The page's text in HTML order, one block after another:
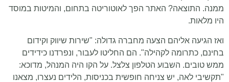
ממנה. התוצאה? האתר הפך לאוטוריטה בתחום, והמיטות במוסד
היו מלאות.
ואז הגיעה אליהם הצעה מחברה גדולה: "שירות שיווק וקידום
בחינם, כתרומה לקהילה". הם החליטו לעבור, ונפרדנו כידידים
ממש טובים. השבוע הטלפון צלצל. על הקו היה המנהל, מדוכא:
"תקשיבי לאה, יש צניחה חופשית בכניסות, הלידים נעצרו, מצאנו